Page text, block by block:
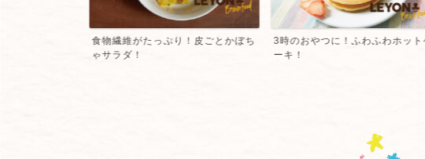
食物繊維がたっぷり！皮ごとかぼち
ゃサラダ！
3時のおやつに！ふわふわホットケ
ーキ！